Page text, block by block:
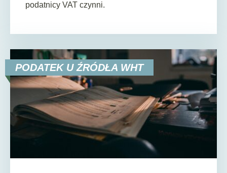
podatnicy VAT czynni.
PODATEK U ŹRÓDŁA WHT